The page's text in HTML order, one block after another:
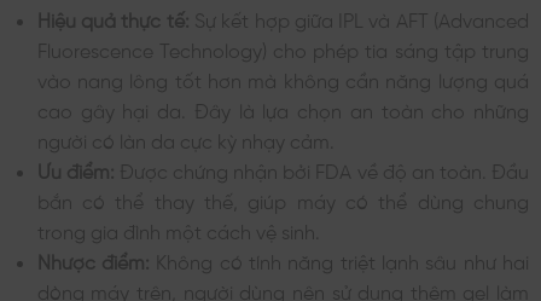
Hiệu quả thực tế: Sự kết hợp giữa IPL và AFT (Advanced
Fluorescence Technology) cho phép tia sáng tập trung
vào nang lông tốt hơn mà không cần năng lượng quá
cao gây hại da. Đây là lựa chọn an toàn cho những
người có làn da cực kỳ nhạy cảm.
Ưu điểm: Được chứng nhận bởi FDA về độ an toàn. Đầu
bắn có thể thay thế, giúp máy có thể dùng chung
trong gia đình một cách vệ sinh.
Nhược điểm: Không có tính năng triệt lạnh sâu như hai
dòng máy trên, người dùng nên sử dụng thêm gel làm